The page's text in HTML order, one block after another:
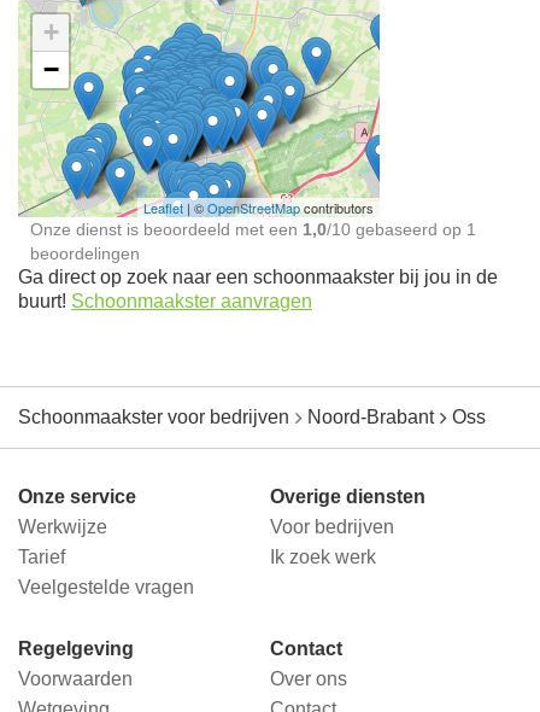
Ontdek meer ervaringen
Schoonmaakster bij
jou in de buurt
+
−
Leaflet | ©OpenStreetMapcontributors
Onze dienst is beoordeeld met een 1,0/10 gebaseerd op 1
beoordelingen
Ga direct op zoek naar een schoonmaakster bij jou in de
buurt! Schoonmaakster aanvragen
Schoonmaakster voor bedrijven Noord-Brabant Oss
Onze service
Werkwijze
Tarief
Veelgestelde vragen
Overige diensten
Voor bedrijven
Ik zoek werk
Regelgeving
Voorwaarden
Contact
Over ons